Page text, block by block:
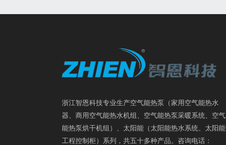
浙江智恩科技专业生产空气能热泵（家用空气能热水
器、商用空气能热水机组、空气能热泵采暖系统、空气
能热泵烘干机组）、太阳能（太阳能热水系统、太阳能
工程控制柜）系列，共五十多种产品。咨询电话：